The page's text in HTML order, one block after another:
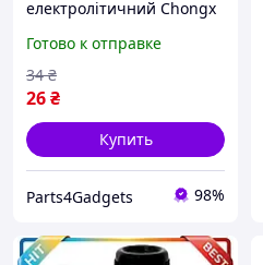
електролітичний Chongx
Готово к отправке
26₴
34 ₴
Купить
Parts4Gadgets 98%